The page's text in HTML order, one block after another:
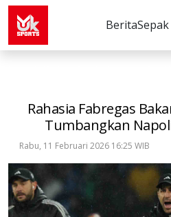
Berita
Rahasia Fabregas
Tumbangkan
Rabu, 11 Februari 2026 16:25 WIB